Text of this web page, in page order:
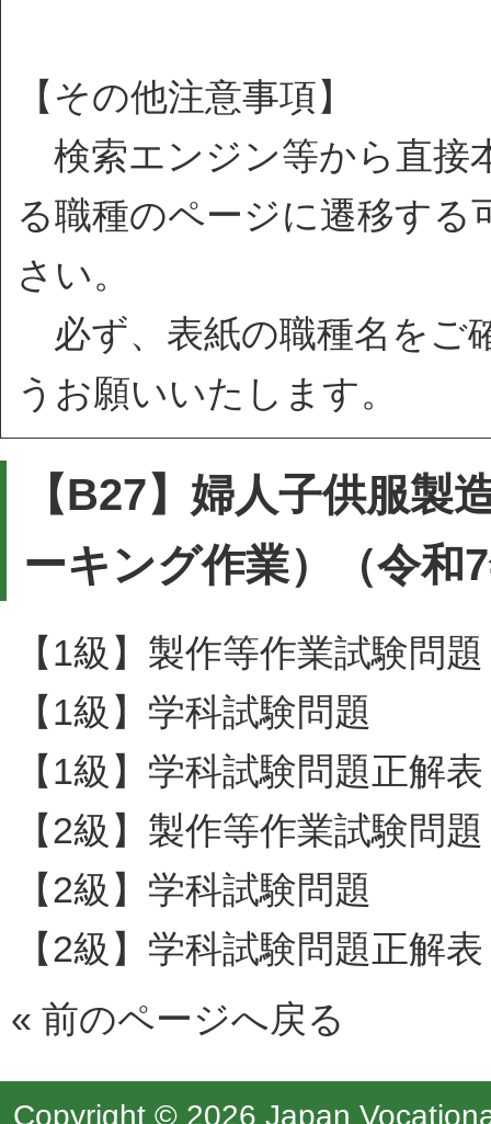
【その他注意事項】
検索エンジン等から直接
る職種のページに遷移す
さい。
必ず、表紙の職種名をご
うお願いいたします。
【B27】婦人子供服製
ーキング作業）（令和
【1級】製作等作業試験問題
【1級】学科試験問題
【1級】学科試験問題正解表
【2級】製作等作業試験問題
【2級】学科試験問題
【2級】学科試験問題正解表
« 前のページへ戻る
Copyright © 2026 Japan